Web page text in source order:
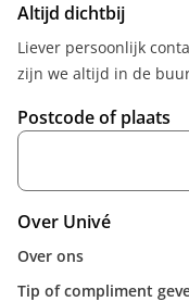
Altijd dichtbij
Liever persoonlijk
zijn we altijd in de
Postcode of plaats
Over Univé
Over ons
Tip of compliment